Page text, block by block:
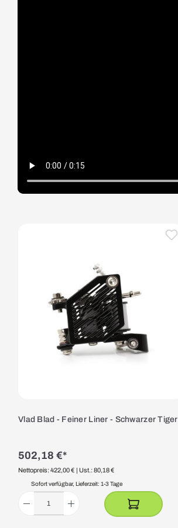
Vlad Blad - Feiner Liner - Schwarzer Tiger
502,18 €*
Nettopreis: 422,00 € | Ust.: 80,18 €
Sofort verfügbar, Lieferzeit: 1-3 Tage